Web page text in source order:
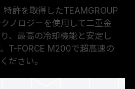
許を取得したTEAMGROUP
ノロジーを使用して二重金
、最高の冷却機能と安定し
T-FORCE M200で超高速の
ださい。